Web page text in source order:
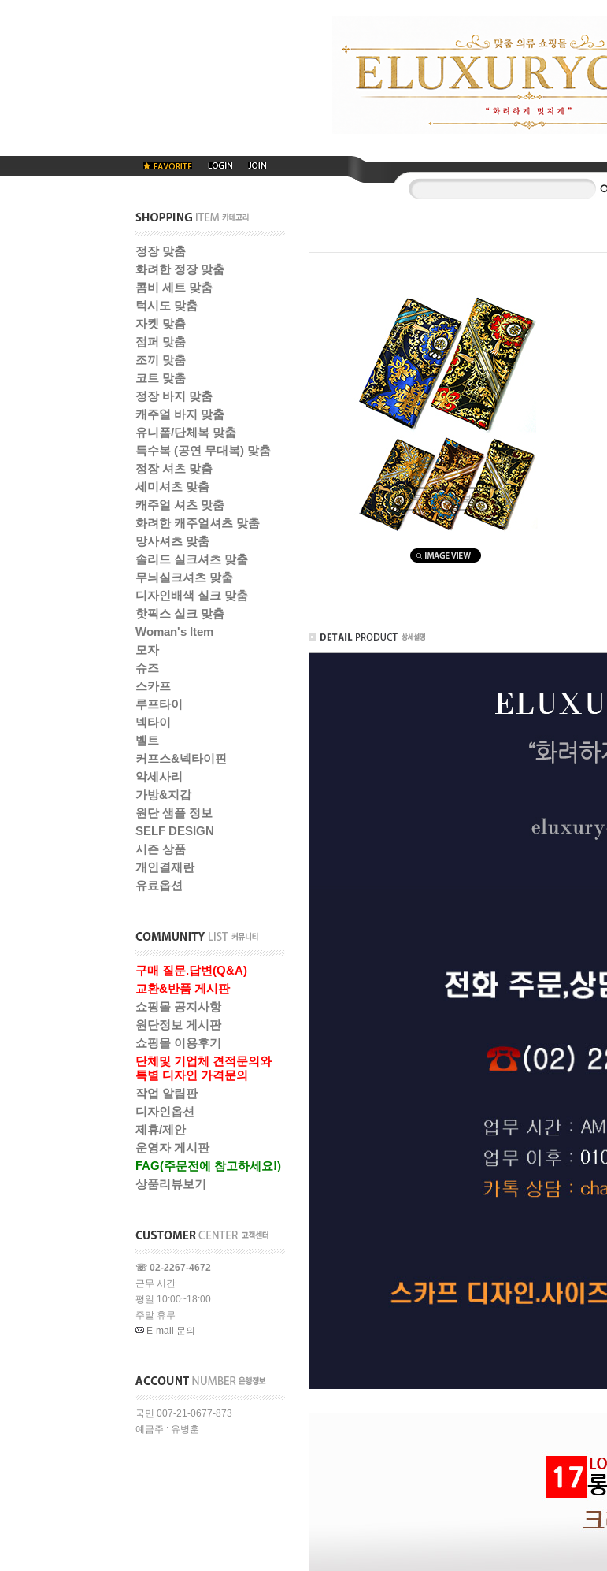
정장 맞춤
화려한 정장 맞춤
콤비 세트 맞춤
턱시도 맞춤
자켓 맞춤
점퍼 맞춤
조끼 맞춤
코트 맞춤
정장 바지 맞춤
캐주얼 바지 맞춤
유니폼/단체복 맞춤
특수복 (공연 무대복) 맞춤
정장 셔츠 맞춤
세미셔츠 맞춤
캐주얼 셔츠 맞춤
화려한 캐주얼셔츠 맞춤
망사셔츠 맞춤
솔리드 실크셔츠 맞춤
무늬실크셔츠 맞춤
디자인배색 실크 맞춤
핫픽스 실크 맞춤
Woman's Item
모자
슈즈
스카프
루프타이
넥타이
벨트
커프스&넥타이핀
악세사리
가방&지갑
원단 샘플 정보
SELF DESIGN
시즌 상품
개인결재란
유료옵션
구매 질문.답변(Q&A)
교환&반품 게시판
쇼핑몰 공지사항
원단정보 게시판
쇼핑몰 이용후기
단체및 기업체 견적문의와
특별 디자인 가격문의
작업 알림판
디자인옵션
제휴/제안
운영자 게시판
FAG(주문전에 참고하세요!)
상품리뷰보기
☏ 02-2267-4672
근무 시간
평일 10:00~18:00
주말 휴무
E-mail 문의
국민 007-21-0677-873
예금주 : 유병훈
마우스를 올려보세요